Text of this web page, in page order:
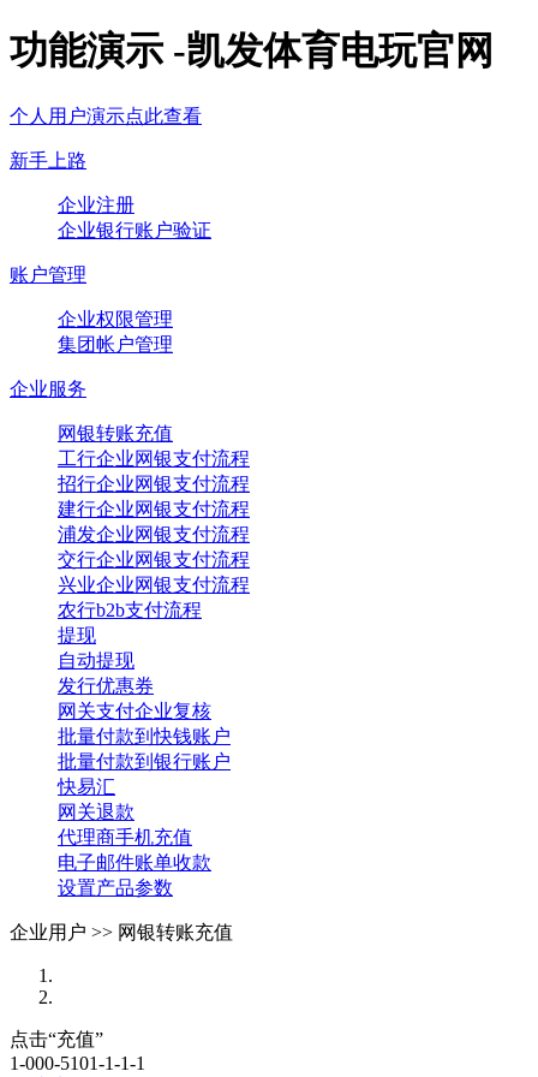
功能演示 -凯发体育电玩官网
个人用户演示点此查看
新手上路
企业注册
企业银行账户验证
账户管理
企业权限管理
集团帐户管理
企业服务
网银转账充值
工行企业网银支付流程
招行企业网银支付流程
建行企业网银支付流程
浦发企业网银支付流程
交行企业网银支付流程
兴业企业网银支付流程
农行b2b支付流程
提现
自动提现
发行优惠券
网关支付企业复核
批量付款到快钱账户
批量付款到银行账户
快易汇
网关退款
代理商手机充值
电子邮件账单收款
设置产品参数
企业用户 >> 网银转账充值
点击“充值”
1-000-5101-1-1-1